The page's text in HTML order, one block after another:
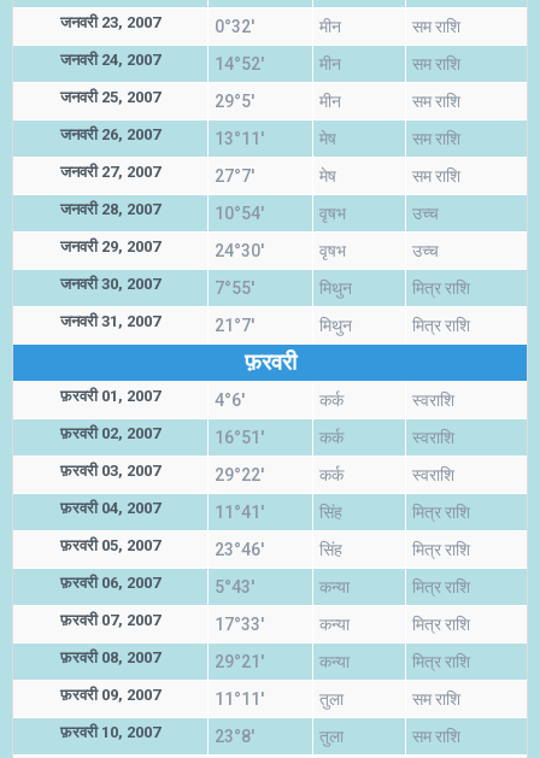
जनवरी 23, 2007 0°32' मीन सम राशि
जनवरी 24, 2007 14°52' मीन सम राशि
जनवरी 25, 2007 29°5' मीन सम राशि
जनवरी 26, 2007 13°11' मेष सम राशि
जनवरी 27, 2007 27°7' मेष सम राशि
जनवरी 28, 2007 10°54' वृषभ उच्च
जनवरी 29, 2007 24°30' वृषभ उच्च
जनवरी 30, 2007 7°55' मिथुन मित्र राशि
जनवरी 31, 2007 21°7' मिथुन मित्र राशि
फ़रवरी
फ़रवरी 01, 2007 4°6' कर्क स्वराशि
फ़रवरी 02, 2007 16°51' कर्क स्वराशि
फ़रवरी 03, 2007 29°22' कर्क स्वराशि
फ़रवरी 04, 2007 11°41' सिंह मित्र राशि
फ़रवरी 05, 2007 23°46' सिंह मित्र राशि
फ़रवरी 06, 2007 5°43' कन्या मित्र राशि
फ़रवरी 07, 2007 17°33' कन्या मित्र राशि
फ़रवरी 08, 2007 29°21' कन्या मित्र राशि
फ़रवरी 09, 2007 11°11' तुला सम राशि
फ़रवरी 10, 2007 23°8' तुला सम राशि